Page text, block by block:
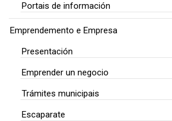
Portais de información
Emprendemento e Empresa
Presentación
Emprender un negocio
Trámites municipais
Escaparate